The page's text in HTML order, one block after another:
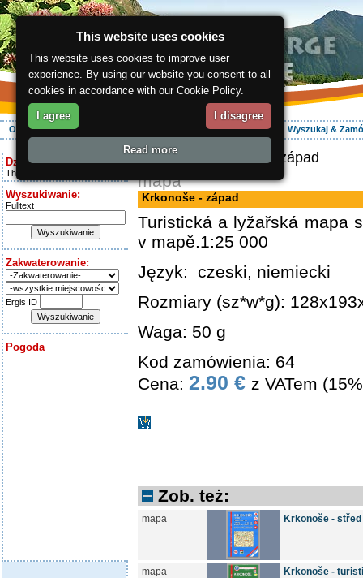
O regionie Aktywnie Zakwaterowanie Wyszukaj &
Dziś jest:
Thursday 6.08.2026
Wyszukiwanie:
Fulltext
Zakwaterowanie:
Ergis ID
Pogoda
ergis.cz > Krkonoše - západ
mapa
Krkonoše - západ
Turistická a lyžařská mapa
v mapě.1:25 000
Język: czeski, niemiecki
Rozmiary (sz*w*g):
Waga: 50 g
Kod zamówienia: 64
Cena: 2.90 € z VATem
Zob. też:
mapa Krkonoše - střed
mapa Krkonoše -
This website uses cookies
This website uses cookies to improve user
experience. By using our website you consent to all
cookies in accordance with our Cookie Policy.
I agree I disagree
Read more